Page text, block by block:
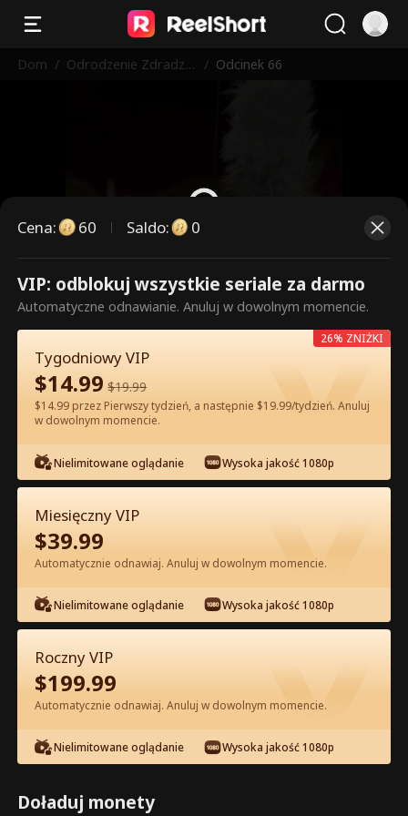
Dom / Odrodzenie Zdradzo
/ Odcinek 66
To są płatne odcinki. Odblokuj,
aby oglądać.
60
Odcinek 66 - Odrodzenie Zdradzonej
Alfa Pełna Wersja Filmu
0-49 50-74 Wszystkie Odcinki
66 67 68 69 70
Cena: 60 Saldo: 0
VIP: odblokuj wszystkie seriale za darmo
Automatyczne odnawianie. Anuluj w dowolnym momencie.
Tygodniowy VIP
$14.99 $19.99
$14.99 przez Pierwszy tydzień, a następnie $19.99/tydzień. Anuluj
w dowolnym momencie.
Nielimitowane oglądanie Wysoka jakość 1080p
26% ZNIŻKI
Miesięczny VIP
$39.99
Automatycznie odnawiaj. Anuluj w dowolnym momencie.
Nielimitowane oglądanie Wysoka jakość 1080p
Roczny VIP
$199.99
Automatycznie odnawiaj. Anuluj w dowolnym momencie.
Nielimitowane oglądanie Wysoka jakość 1080p
Doładuj monety